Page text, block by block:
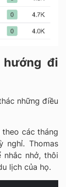
đi
những điều
các tháng
nghỉ. Thomas
nhắc nhở, thôi
lịch của họ.